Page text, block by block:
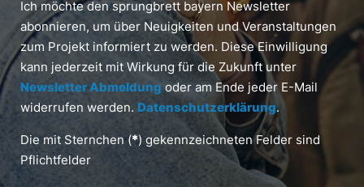
Ich möchte den sprungbrett bayern Newsletter
abonnieren, um über Neuigkeiten und Veranstaltungen
zum Projekt informiert zu werden. Diese Einwilligung
kann jederzeit mit Wirkung für die Zukunft unter
Newsletter Abmeldung oder am Ende jeder E-Mail
widerrufen werden. Datenschutzerklärung.
Die mit Sternchen (*) gekennzeichneten Felder sind
Pflichtfelder